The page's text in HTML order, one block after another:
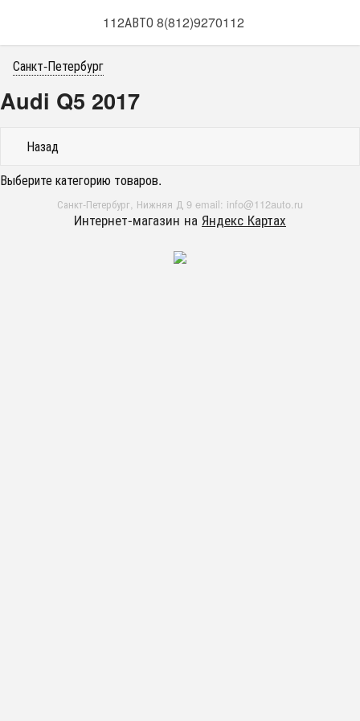
112АВТО 8(812)9270112
Санкт-Петербург
Audi Q5 2017
Назад
Выберите категорию товаров.
Санкт-Петербург, Нижняя Д 9 email: info@112auto.ru
Интернет-магазин на Яндекс Картах